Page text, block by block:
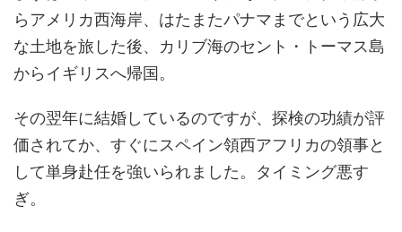
らアメリカ西海岸、はたまたパナマまでという広大
な土地を旅した後、カリブ海のセント・トーマス島
からイギリスへ帰国。
その翌年に結婚しているのですが、探検の功績が評
価されてか、すぐにスペイン領西アフリカの領事と
して単身赴任を強いられました。タイミング悪す
ぎ。